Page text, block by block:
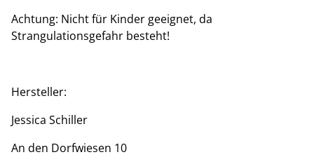
Achtung: Nicht für Kinder geeignet, da
Strangulationsgefahr besteht!
Hersteller:
Jessica Schiller
An den Dorfwiesen 10